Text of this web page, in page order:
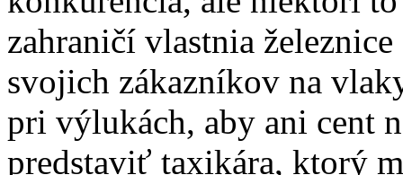
zahraničí vlastnia
svojich zákazníkov na
pri výlukách, aby ani cent
predstaviť taxikára, ktorý